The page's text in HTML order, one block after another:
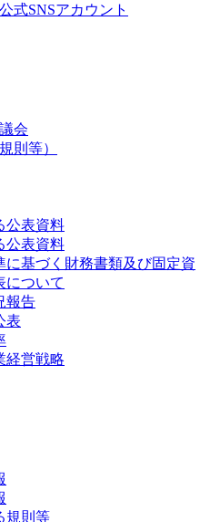
式SNSアカウント
会
則等）
公表資料
公表資料
に基づく財務書類及び固定資
について
報告
表
経営戦略
規則等